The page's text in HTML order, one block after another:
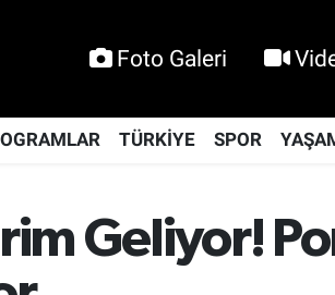
Foto Galeri
TÜRKİYE SPOR
Geliyor!